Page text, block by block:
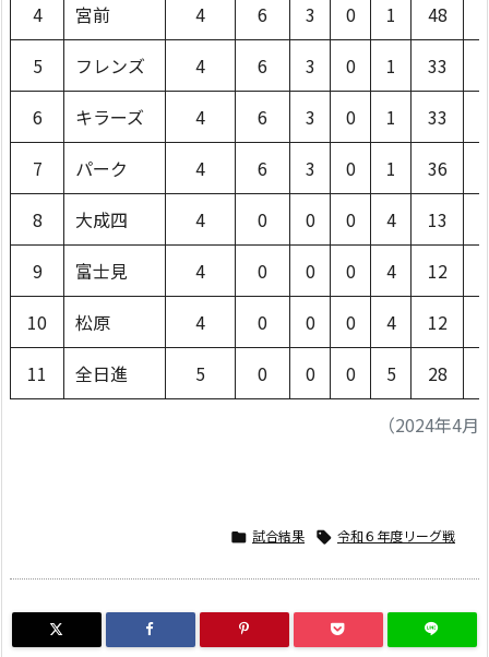
4
宮前 4 6 3 0 1 48
5
フレンズ 4 6 3 0 1 33
6
キラーズ 4 6 3 0 1 33
7
パーク 4 6 3 0 1 36
8
大成四 4 0 0 0 4 13
9
富士見 4 0 0 0 4 12
10
松原 4 0 0 0 4 12
11
全日進 5 0 0 0 5 28
（2024年4
 試合結果  令和６年度リーグ戦